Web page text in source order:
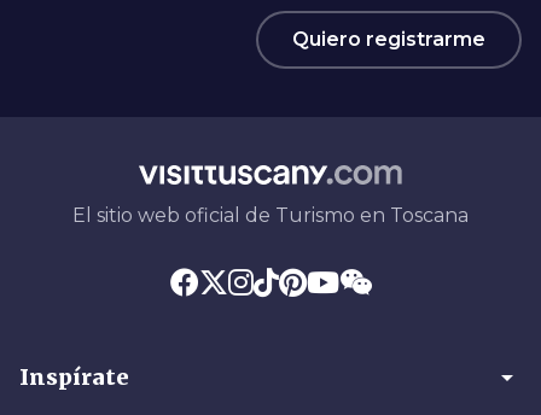
Quiero registrarme
El sitio web oficial de Turismo en Toscana
Inspírate arrow_drop_down